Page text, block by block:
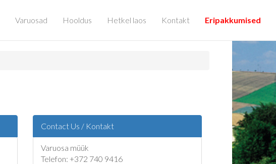
Varuosad Hooldus Hetkel laos Kontakt Eripakkumised
Contact Us / Kontakt
Varuosa müük
Telefon: +372 740 9416